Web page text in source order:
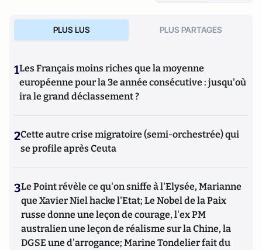
PLUS LUS PLUS PARTAGES
1Les Français moins riches que la moyenne
européenne pour la 3e année consécutive : jusqu'où
ira le grand déclassement ?
2Cette autre crise migratoire (semi-orchestrée) qui
se profile après Ceuta
3Le Point révèle ce qu'on sniffe à l'Elysée, Marianne
que Xavier Niel hacke l'Etat; Le Nobel de la Paix
russe donne une leçon de courage, l'ex PM
australien une leçon de réalisme sur la Chine, la
DGSE une d'arrogance; Marine Tondelier fait du